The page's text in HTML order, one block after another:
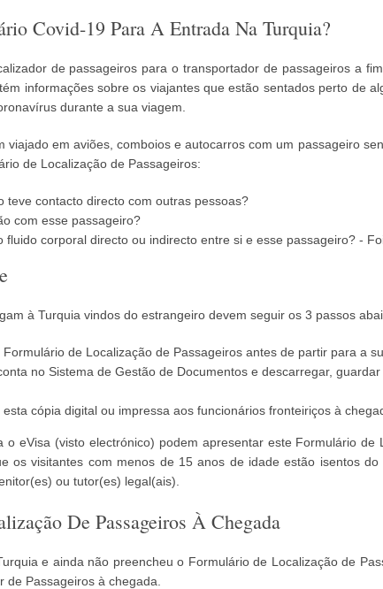
Covid-19 Para A Entrada Na Turquia?
de passageiros para o transportador de passageiros a
informações sobre os viajantes que estão sentados perto de
durante a sua viagem.
viajado em aviões, comboios e autocarros com um passageiro
de Localização de Passageiros:
teve contacto directo com outras pessoas?
com esse passageiro?
fluido corporal directo ou indirecto entre si e esse passageiro? -
à Turquia vindos do estrangeiro devem seguir os 3 passos
de Localização de Passageiros antes de partir para a
no Sistema de Gestão de Documentos e descarregar,
cópia digital ou impressa aos funcionários fronteiriços à
o eVisa (visto electrónico) podem apresentar este Formulário
os visitantes com menos de 15 anos de idade estão isentos
ou tutor(es) legal(ais).
De Passageiros À Chegada
e ainda não preencheu o Formulário de Localização de
Passageiros à chegada.